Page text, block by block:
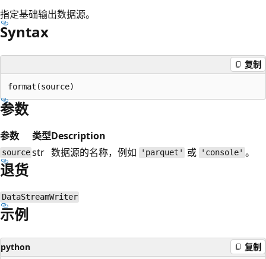
指定基础输出数据源。
Syntax
复制
参数
参数 类型Description
source str 数据源的名称，例如 'parquet' 或 'console' 。
退货
DataStreamWriter
示例
python 复制